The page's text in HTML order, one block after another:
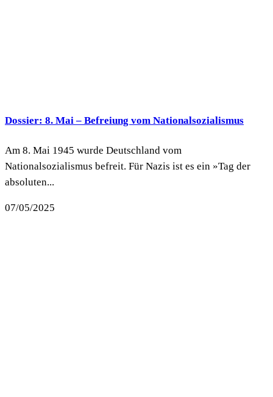
Dossier: 8. Mai – Befreiung vom Nationalsozialismus
Am 8. Mai 1945 wurde Deutschland vom
Nationalsozialismus befreit. Für Nazis ist es ein »Tag der
absoluten...
07/05/2025